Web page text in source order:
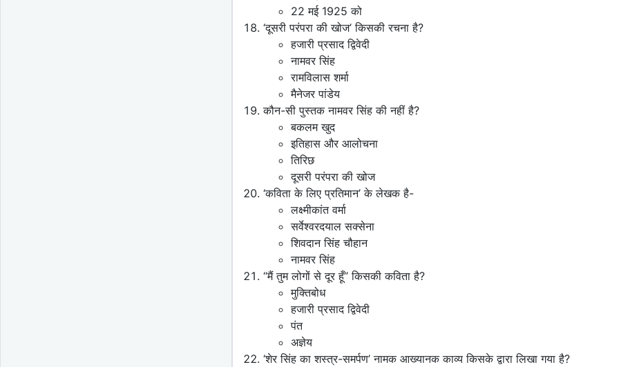
22 मई 1925 को
‘दूसरी परंपरा की खोज’ किसकी रचना है?
हजारी प्रसाद द्विवेदी
नामवर सिंह
रामविलास शर्मा
मैनेजर पांडेय
कौन-सी पुस्तक नामवर सिंह की नहीं है?
बकलम खुद
इतिहास और आलोचना
तिरिछ
दूसरी परंपरा की खोज
‘कविता के लिए प्रतिमान’ के लेखक है-
लक्ष्मीकांत वर्मा
सर्वेश्वरदयाल सक्सेना
शिवदान सिंह चौहान
नामवर सिंह
“मैं तुम लोगों से दूर हूँ” किसकी कविता है?
मुक्तिबोध
हजारी प्रसाद द्विवेदी
पंत
अज्ञेय
‘शेर सिंह का शस्त्र-समर्पण’ नामक आख्यानक काव्य किसके द्वारा लिखा गया है?